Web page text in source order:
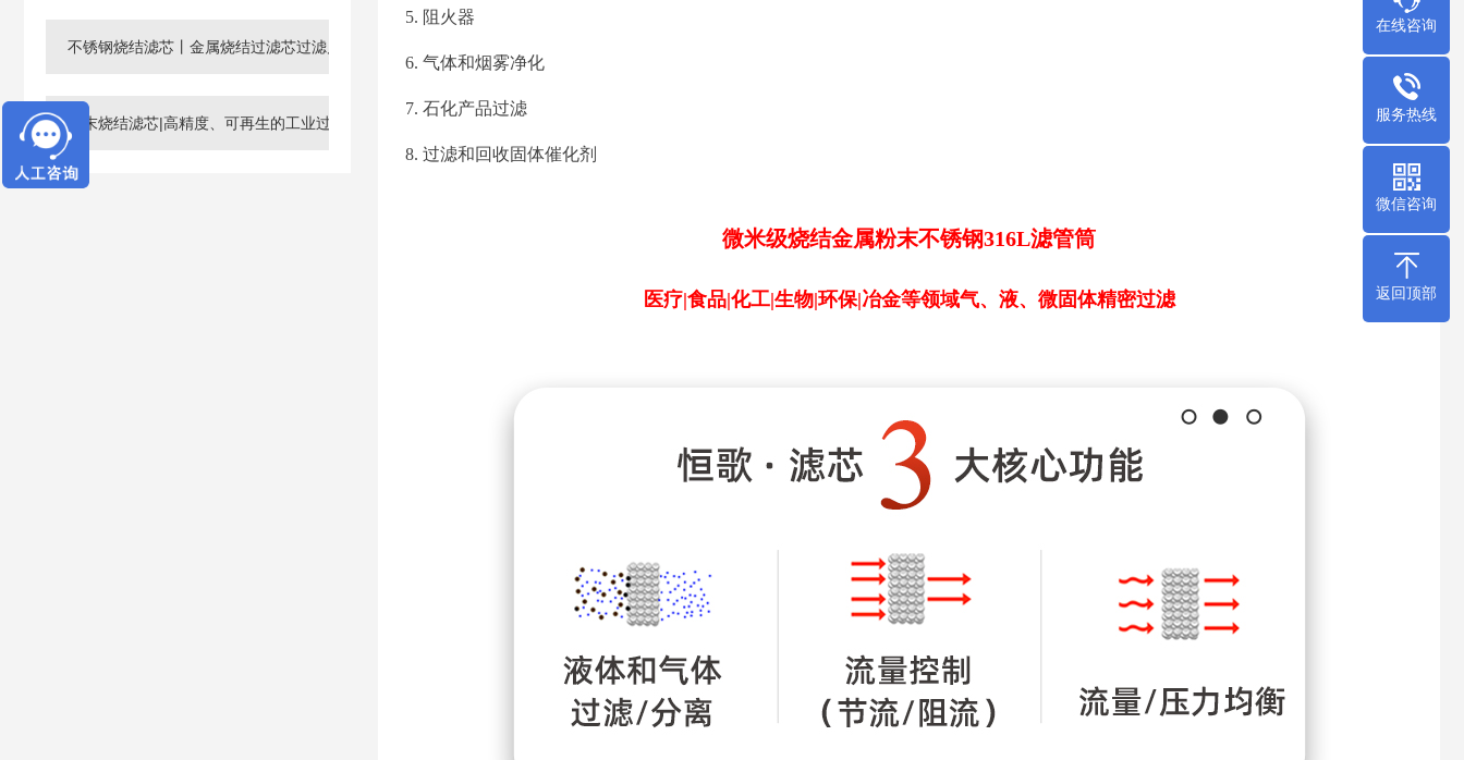
不锈钢烧结滤芯丨金属烧结过滤芯过滤片滤管
粉末烧结滤芯|高精度、可再生的工业过滤核心元件
5. 阻火器
6. 气体和烟雾净化
7. 石化产品过滤
8. 过滤和回收固体催化剂
微米级烧结金属粉末不锈钢316L滤管筒
医疗|食品|化工|生物|环保|冶金等领域气、液、微固体精密过滤
在线咨询
服务热线
微信咨询
返回顶部